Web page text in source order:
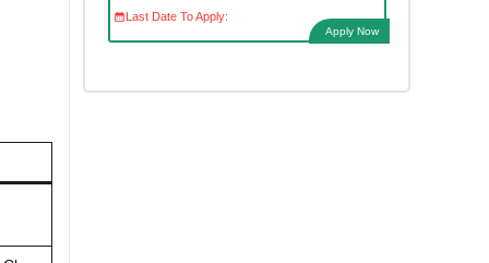
Last Date To Apply:
Apply Now